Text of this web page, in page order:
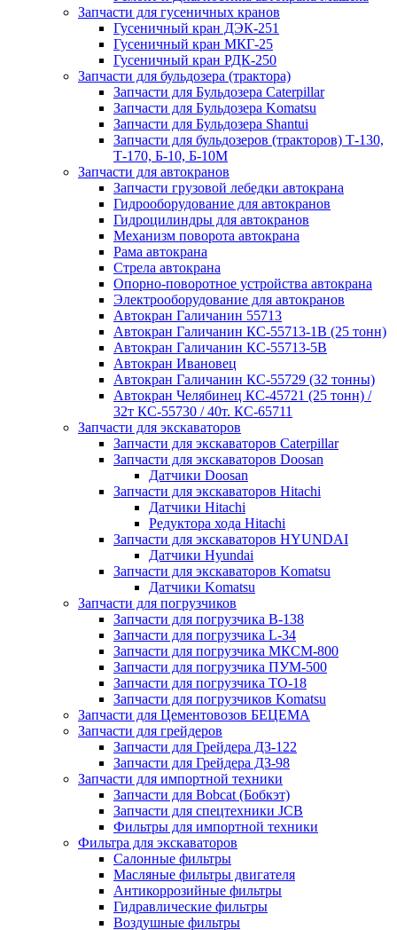
Запчасти для гусеничных кранов
Гусеничный кран ДЭК-251
Гусеничный кран МКГ-25
Гусеничный кран РДК-250
Запчасти для бульдозера (трактора)
Запчасти для Бульдозера Caterpillar
Запчасти для Бульдозера Komatsu
Запчасти для Бульдозера Shantui
Запчасти для бульдозеров (тракторов) Т-130,
Т-170, Б-10, Б-10М
Запчасти для автокранов
Запчасти грузовой лебедки автокрана
Гидрооборудование для автокранов
Гидроцилиндры для автокранов
Механизм поворота автокрана
Рама автокрана
Стрела автокрана
Опорно-поворотное устройства автокрана
Электрооборудование для автокранов
Автокран Галичанин 55713
Автокран Галичанин КС-55713-1В (25 тонн)
Автокран Галичанин КС-55713-5В
Автокран Ивановец
Автокран Галичанин КС-55729 (32 тонны)
Автокран Челябинец КС-45721 (25 тонн) /
32т КС-55730 / 40т. КС-65711
Запчасти для экскаваторов
Запчасти для экскаваторов Caterpillar
Запчасти для экскаваторов Doosan
Датчики Doosan
Запчасти для экскаваторов Hitachi
Датчики Hitachi
Редуктора хода Hitachi
Запчасти для экскаваторов HYUNDAI
Датчики Hyundai
Запчасти для экскаваторов Komatsu
Датчики Komatsu
Запчасти для погрузчиков
Запчасти для погрузчика B-138
Запчасти для погрузчика L-34
Запчасти для погрузчика МКСМ-800
Запчасти для погрузчика ПУМ-500
Запчасти для погрузчика ТО-18
Запчасти для погрузчиков Komatsu
Запчасти для Цементовозов БЕЦЕМА
Запчасти для грейдеров
Запчасти для Грейдера ДЗ-122
Запчасти для Грейдера ДЗ-98
Запчасти для импортной техники
Запчасти для Bobcat (Бобкэт)
Запчасти для спецтехники JCB
Фильтры для импортной техники
Фильтра для экскаваторов
Салонные фильтры
Масляные фильтры двигателя
Антикоррозийные фильтры
Гидравлические фильтры
Воздушные фильтры